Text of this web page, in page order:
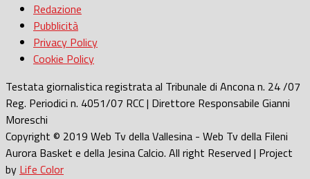
Redazione
Pubblicità
Privacy Policy
Cookie Policy
Testata giornalistica registrata al Tribunale di Ancona n. 24 /07
Reg. Periodici n. 4051/07 RCC | Direttore Responsabile Gianni
Moreschi
Copyright © 2019 Web Tv della Vallesina - Web Tv della Fileni
Aurora Basket e della Jesina Calcio. All right Reserved | Project
by Life Color